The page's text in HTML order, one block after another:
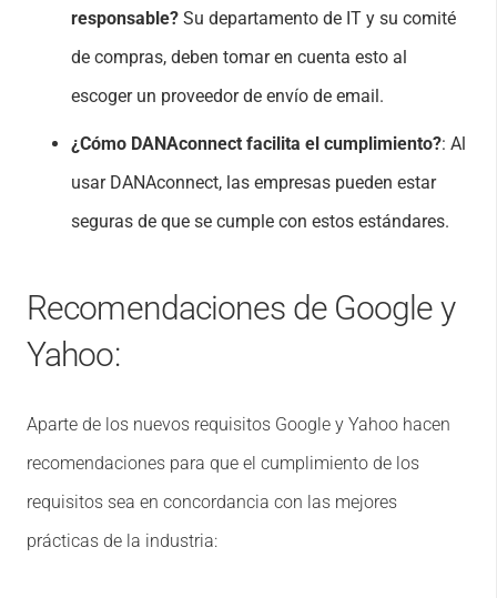
responsable? Su departamento de IT y su comité
de compras, deben tomar en cuenta esto al
escoger un proveedor de envío de email.
¿Cómo DANAconnect facilita el cumplimiento?: Al
usar DANAconnect, las empresas pueden estar
seguras de que se cumple con estos estándares.
Recomendaciones de Google y
Yahoo:
Aparte de los nuevos requisitos Google y Yahoo hacen
recomendaciones para que el cumplimiento de los
requisitos sea en concordancia con las mejores
prácticas de la industria: